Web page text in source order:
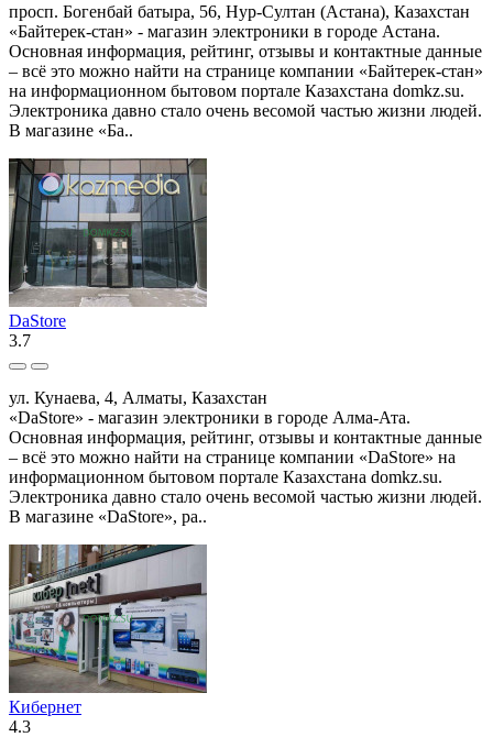
просп. Богенбай батыра, 56, Нур-Султан (Астана), Казахстан
«Байтерек-стан» - магазин электроники в городе Астана.
Основная информация, рейтинг, отзывы и контактные данные
– всё это можно найти на странице компании «Байтерек-стан»
на информационном бытовом портале Казахстана domkz.su.
Электроника давно стало очень весомой частью жизни людей.
В магазине «Ба..
DaStore
3.7
ул. Кунаева, 4, Алматы, Казахстан
«DaStore» - магазин электроники в городе Алма-Ата.
Основная информация, рейтинг, отзывы и контактные данные
– всё это можно найти на странице компании «DaStore» на
информационном бытовом портале Казахстана domkz.su.
Электроника давно стало очень весомой частью жизни людей.
В магазине «DaStore», ра..
Кибернет
4.3